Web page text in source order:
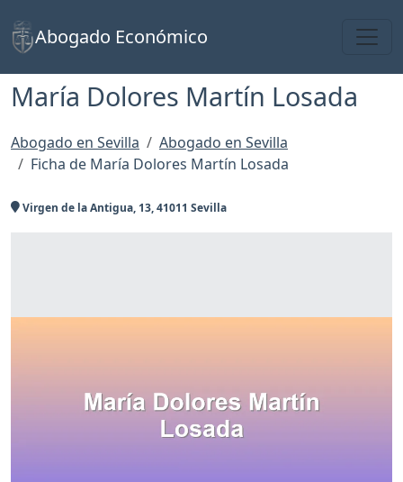
Abogado Económico
María Dolores Martín Losada
Abogado en Sevilla
Abogado en Sevilla
Ficha de María Dolores Martín Losada
Virgen de la Antigua, 13, 41011 Sevilla